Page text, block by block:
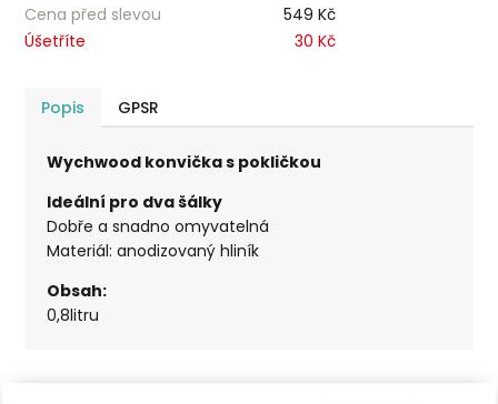
Cena před slevou
549 Kč
Úšetříte
30 Kč
Popis GPSR
Wychwood konvička s pokličkou
Ideální pro dva šálky
Dobře a snadno omyvatelná
Materiál: anodizovaný hliník
Obsah:
0,8litru